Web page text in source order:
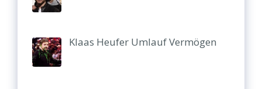
Klaas Heufer Umlauf Vermögen